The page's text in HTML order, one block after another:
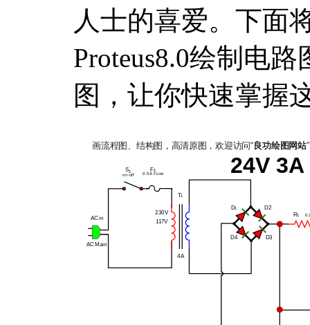
人士的喜爱。下面
Proteus8.0绘制电
图，让你快速掌握